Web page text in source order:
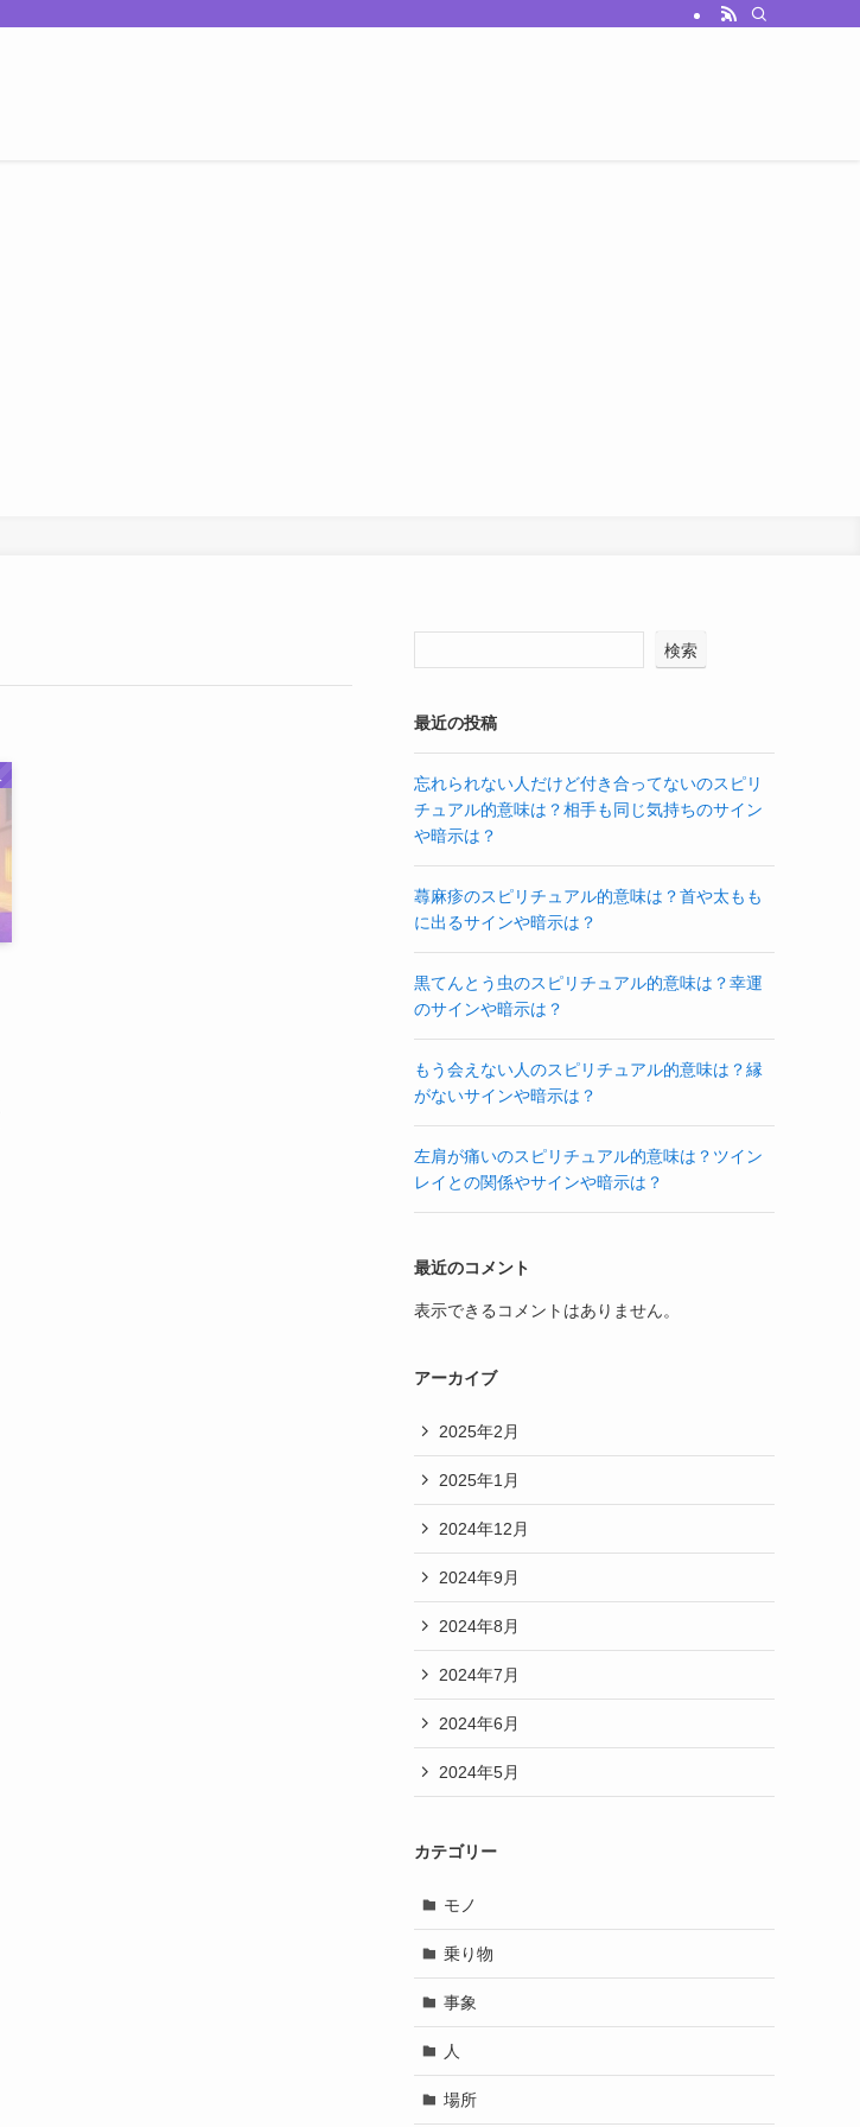
検索
最近の投稿
忘れられない人だけど付き合ってないのスピリ
チュアル的意味は？相手も同じ気持ちのサイン
や暗示は？
蕁麻疹のスピリチュアル的意味は？首や太もも
に出るサインや暗示は？
黒てんとう虫のスピリチュアル的意味は？幸運
のサインや暗示は？
もう会えない人のスピリチュアル的意味は？縁
がないサインや暗示は？
左肩が痛いのスピリチュアル的意味は？ツイン
レイとの関係やサインや暗示は？
最近のコメント
表示できるコメントはありません。
アーカイブ
2025年2月
2025年1月
2024年12月
2024年9月
2024年8月
2024年7月
2024年6月
2024年5月
カテゴリー
モノ
乗り物
事象
人
場所